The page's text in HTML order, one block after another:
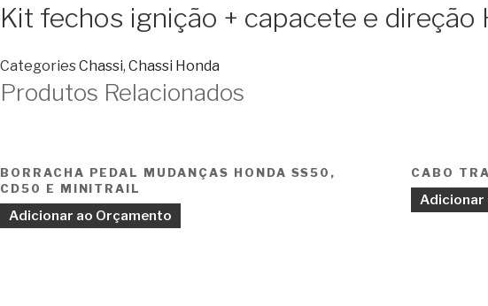
Kit fechos ignição + capacete e direção
CategoriesChassi, Chassi Honda
Produtos Relacionados
BORRACHA PEDAL MUDANÇAS HONDA SS50,
CD50 E MINITRAIL
Adicionar ao Orçamento
CABO
Adicionar